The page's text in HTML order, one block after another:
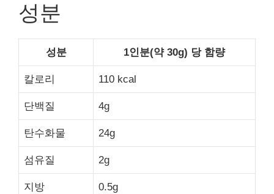
성분
성분 1인분(약 30g) 당 함량
칼로리 110 kcal
단백질 4g
탄수화물 24g
섬유질 2g
지방 0.5g